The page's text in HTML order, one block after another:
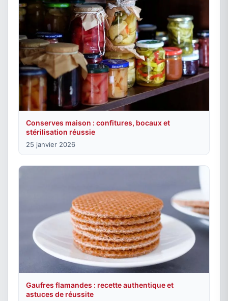
Conserves maison : confitures, bocaux et
stérilisation réussie
25 janvier 2026
Gaufres flamandes : recette authentique et
astuces de réussite